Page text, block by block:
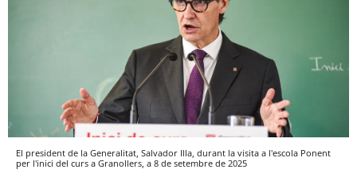
El president de la Generalitat, Salvador Illa, durant la visita a l'escola Ponent
per l'inici del curs a Granollers, a 8 de setembre de 2025